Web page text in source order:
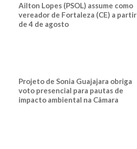
Ailton Lopes (PSOL) assume como
vereador de Fortaleza (CE) a partir
de 4 de agosto
Projeto de Sonia Guajajara obriga
voto presencial para pautas de
impacto ambiental na Câmara